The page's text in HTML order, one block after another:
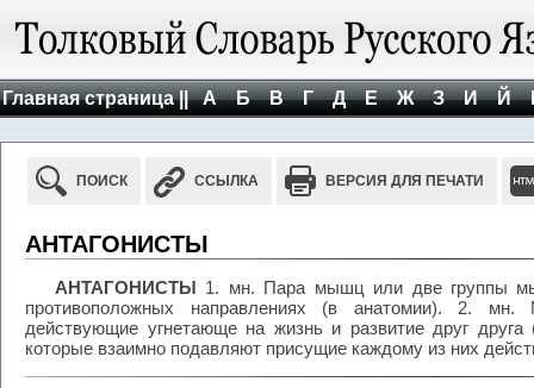
Главная страница || А Б В Г Д Е Ж З И Й
ПОИСК ССЫЛКА ВЕРСИЯ ДЛЯ ПЕЧАТИ
АНТАГОНИСТЫ
АНТАГОНИСТЫ 1. мн. Пара мышц или две группы
противоположных направлениях (в анатомии). 2. мн.
действующие угнетающе на жизнь и развитие друг
которые взаимно подавляют присущие каждому из них